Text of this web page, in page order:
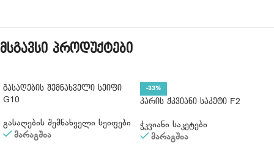
მსგავსი პროდუქტები
გასაღების შემნახველი სეიფი
G10
გასაღების შემნახველი სეიფები
მარაგშია
-33%
კარის ჭკვიანი საკეტი F2
ჭკვიანი საკეტები
მარაგშია